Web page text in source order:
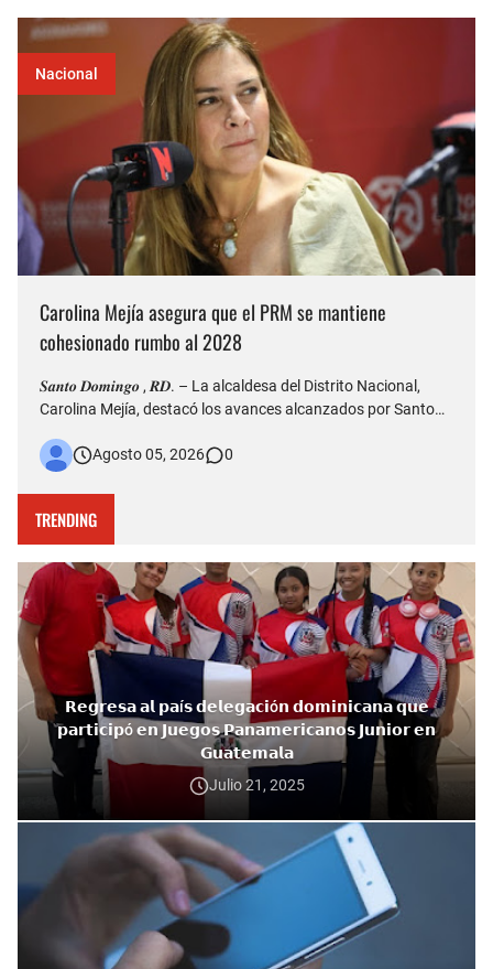
Nacional
Carolina Mejía asegura que el PRM se mantiene
cohesionado rumbo al 2028
𝑺𝒂𝒏𝒕𝒐 𝑫𝒐𝒎𝒊𝒏𝒈𝒐 , 𝑹𝑫. – La alcaldesa del Distrito Nacional,
Carolina Mejía, destacó los avances alcanzados por Santo
de fundación y aseguró que la ciudad atraviesa una etapa de
Agosto 05, 2026 0
TRENDING
𝗥𝗲𝗴𝗿𝗲𝘀𝗮 𝗮𝗹 𝗽𝗮í𝘀 𝗱𝗲𝗹𝗲𝗴𝗮𝗰𝗶ó𝗻 𝗱𝗼𝗺𝗶𝗻𝗶𝗰𝗮𝗻𝗮 𝗾𝘂𝗲
𝗽𝗮𝗿𝘁𝗶𝗰𝗶𝗽ó 𝗲𝗻 𝗝𝘂𝗲𝗴𝗼𝘀 𝗣𝗮𝗻𝗮𝗺𝗲𝗿𝗶𝗰𝗮𝗻𝗼𝘀 𝗝𝘂𝗻𝗶𝗼𝗿 𝗲𝗻
𝗚𝘂𝗮𝘁𝗲𝗺𝗮𝗹𝗮
Julio 21, 2025